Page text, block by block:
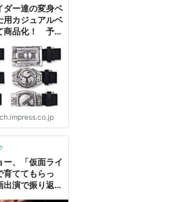
ダー達の変身ベ
用カジュアルベ
商品化！ 予約
仮面ライダーデ
での計10種を
ー、「仮面ライ
育ててもらっ
出演で振り返る